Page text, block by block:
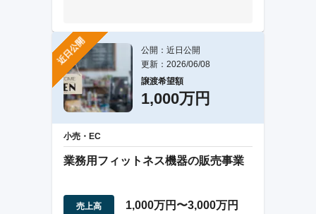
近日公開
公開：近日公開
更新：2026/06/08
譲渡希望額
1,000万円
小売・EC
業務用フィットネス機器の販売事業
売上高 1,000万円〜3,000万円